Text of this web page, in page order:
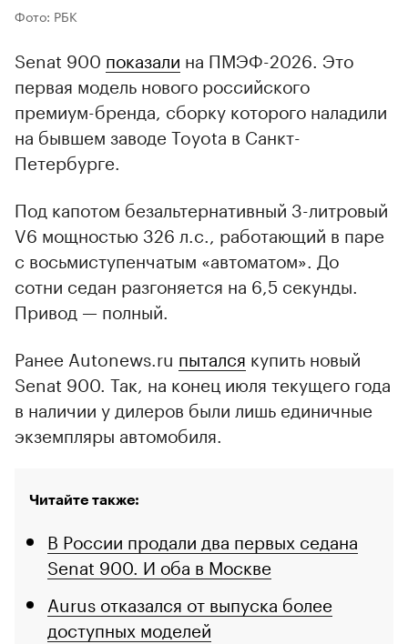
Фото: РБК
Senat 900 показали на ПМЭФ-2026. Это
первая модель нового российского
премиум-бренда, сборку которого наладили
на бывшем заводе Toyota в Санкт-
Петербурге.
Под капотом безальтернативный 3-литровый
V6 мощностью 326 л.с., работающий в паре
с восьмиступенчатым «автоматом». До
сотни седан разгоняется на 6,5 секунды.
Привод — полный.
Ранее Autonews.ru пытался купить новый
Senat 900. Так, на конец июля текущего года
в наличии у дилеров были лишь единичные
экземпляры автомобиля.
Читайте также:
В России продали два первых седана
Senat 900. И оба в Москве
Aurus отказался от выпуска более
доступных моделей